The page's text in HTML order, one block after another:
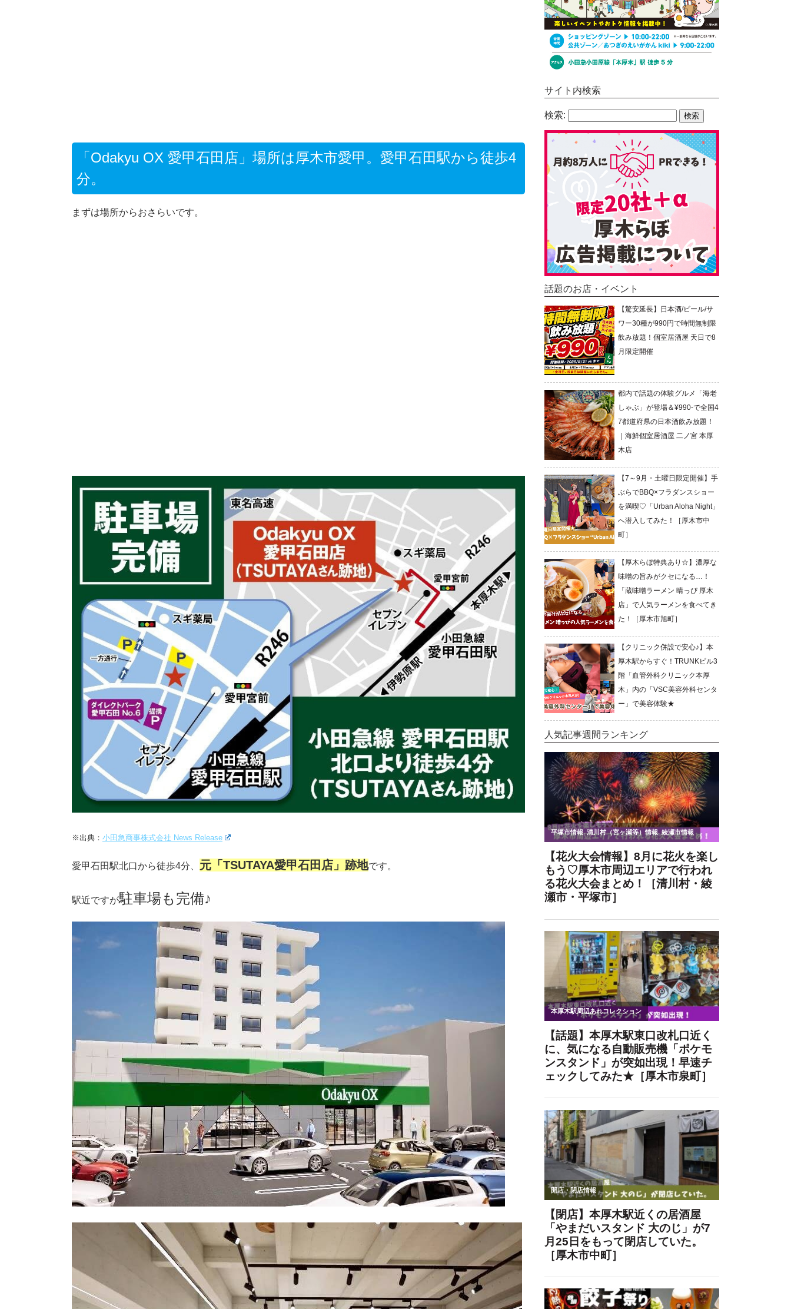
「Odakyu OX 愛甲石田店」場所は厚木市愛甲。愛甲石田駅から徒歩4
分。
まずは場所からおさらいです。
※出典： 小田急商事株式会社 News Release
愛甲石田駅北口から徒歩4分、 元「TSUTAYA愛甲石田店」跡地です。
駅近ですが駐車場も完備♪
サイト内検索
検索:
話題のお店・イベント
【驚安延長】日本酒/ビール/サ
ワー30種が990円で時間無制限
飲み放題！個室居酒屋 天日で8
月限定開催
都内で話題の体験グルメ「海老
しゃぶ」が登場＆¥990-で全国4
7都道府県の日本酒飲み放題！
｜海鮮個室居酒屋 二ノ宮 本厚
木店
【7～9月・土曜日限定開催】手
ぶらでBBQ×フラダンスショー
を満喫♡「Urban Aloha Night」
へ潜入してみた！［厚木市中
町］
【厚木らぼ特典あり☆】濃厚な
味噌の旨みがクセになる…！
「蔵味噌ラーメン 晴っぴ 厚木
店」で人気ラーメンを食べてき
た！［厚木市旭町］
【クリニック併設で安心♪】本
厚木駅からすぐ！TRUNKビル3
階「血管外科クリニック本厚
木」内の「VSC美容外科センタ
ー」で美容体験★
人気記事週間ランキング